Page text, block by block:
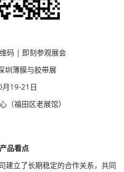
码 | 即刻参观展会
圳薄膜与胶带展
月19-21日
（福田区老展馆）
产品看点
建立了长期稳定的合作关系，共同